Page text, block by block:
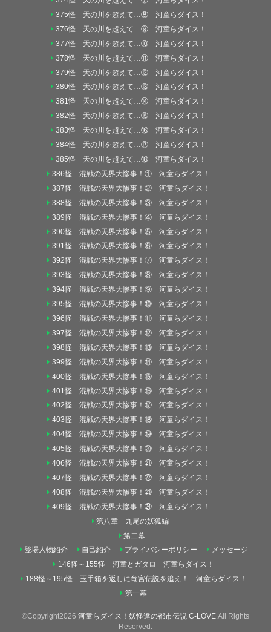
375怪 天の川を超えて…⑧ 河童らダイス！
376怪 天の川を超えて…⑨ 河童らダイス！
377怪 天の川を超えて…⑩ 河童らダイス！
378怪 天の川を超えて…⑪ 河童らダイス！
379怪 天の川を超えて…⑫ 河童らダイス！
380怪 天の川を超えて…⑬ 河童らダイス！
381怪 天の川を超えて…⑭ 河童らダイス！
382怪 天の川を超えて…⑮ 河童らダイス！
383怪 天の川を超えて…⑯ 河童らダイス！
384怪 天の川を超えて…⑰ 河童らダイス！
385怪 天の川を超えて…⑱ 河童らダイス！
386怪 混戦の天界大惨事！① 河童らダイス！
387怪 混戦の天界大惨事！② 河童らダイス！
388怪 混戦の天界大惨事！③ 河童らダイス！
389怪 混戦の天界大惨事！④ 河童らダイス！
390怪 混戦の天界大惨事！⑤ 河童らダイス！
391怪 混戦の天界大惨事！⑥ 河童らダイス！
392怪 混戦の天界大惨事！⑦ 河童らダイス！
393怪 混戦の天界大惨事！⑧ 河童らダイス！
394怪 混戦の天界大惨事！⑨ 河童らダイス！
395怪 混戦の天界大惨事！⑩ 河童らダイス！
396怪 混戦の天界大惨事！⑪ 河童らダイス！
397怪 混戦の天界大惨事！⑫ 河童らダイス！
398怪 混戦の天界大惨事！⑬ 河童らダイス！
399怪 混戦の天界大惨事！⑭ 河童らダイス！
400怪 混戦の天界大惨事！⑮ 河童らダイス！
401怪 混戦の天界大惨事！⑯ 河童らダイス！
402怪 混戦の天界大惨事！⑰ 河童らダイス！
403怪 混戦の天界大惨事！⑱ 河童らダイス！
404怪 混戦の天界大惨事！⑲ 河童らダイス！
405怪 混戦の天界大惨事！⑳ 河童らダイス！
406怪 混戦の天界大惨事！㉑ 河童らダイス！
407怪 混戦の天界大惨事！㉒ 河童らダイス！
408怪 混戦の天界大惨事！㉓ 河童らダイス！
409怪 混戦の天界大惨事！㉔ 河童らダイス！
第八章 九尾の妖狐編
第二幕
登場人物紹介
自己紹介 プライバシーポリシー
メッセージ
146怪～155怪 河童とガタロ 河童らダイス！
188怪～195怪 玉手箱を返しに竜宮伝説を追え！ 河童らダイス！
第一幕
©Copyright2026 河童らダイス！妖怪達の都市伝説 C-LOVE .All Rights
Reserved.